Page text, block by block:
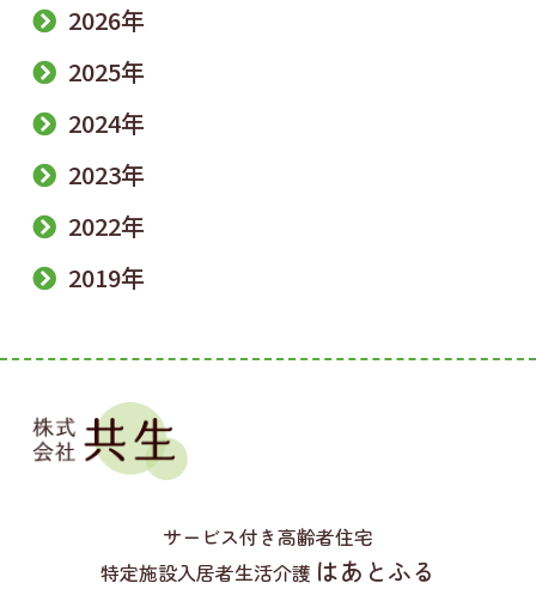
2026年
2025年
2024年
2023年
2022年
2019年
サービス付き高齢者住宅
特定施設入居者生活介護 はあとふる